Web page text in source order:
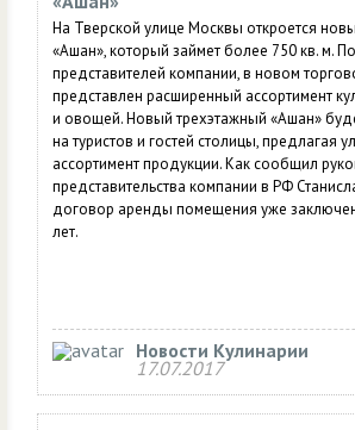
На Тверской улице Москвы откроется
«Ашан», который займет более 750 кв. м.
представителей компании, в новом
представлен расширенный ассортимент
и овощей. Новый трехэтажный «Ашан»
на туристов и гостей столицы, предлагая
ассортимент продукции. Как сообщил
представительства компании в РФ
договор аренды помещения уже
лет.
Новости Кулинарии
17.07.2017